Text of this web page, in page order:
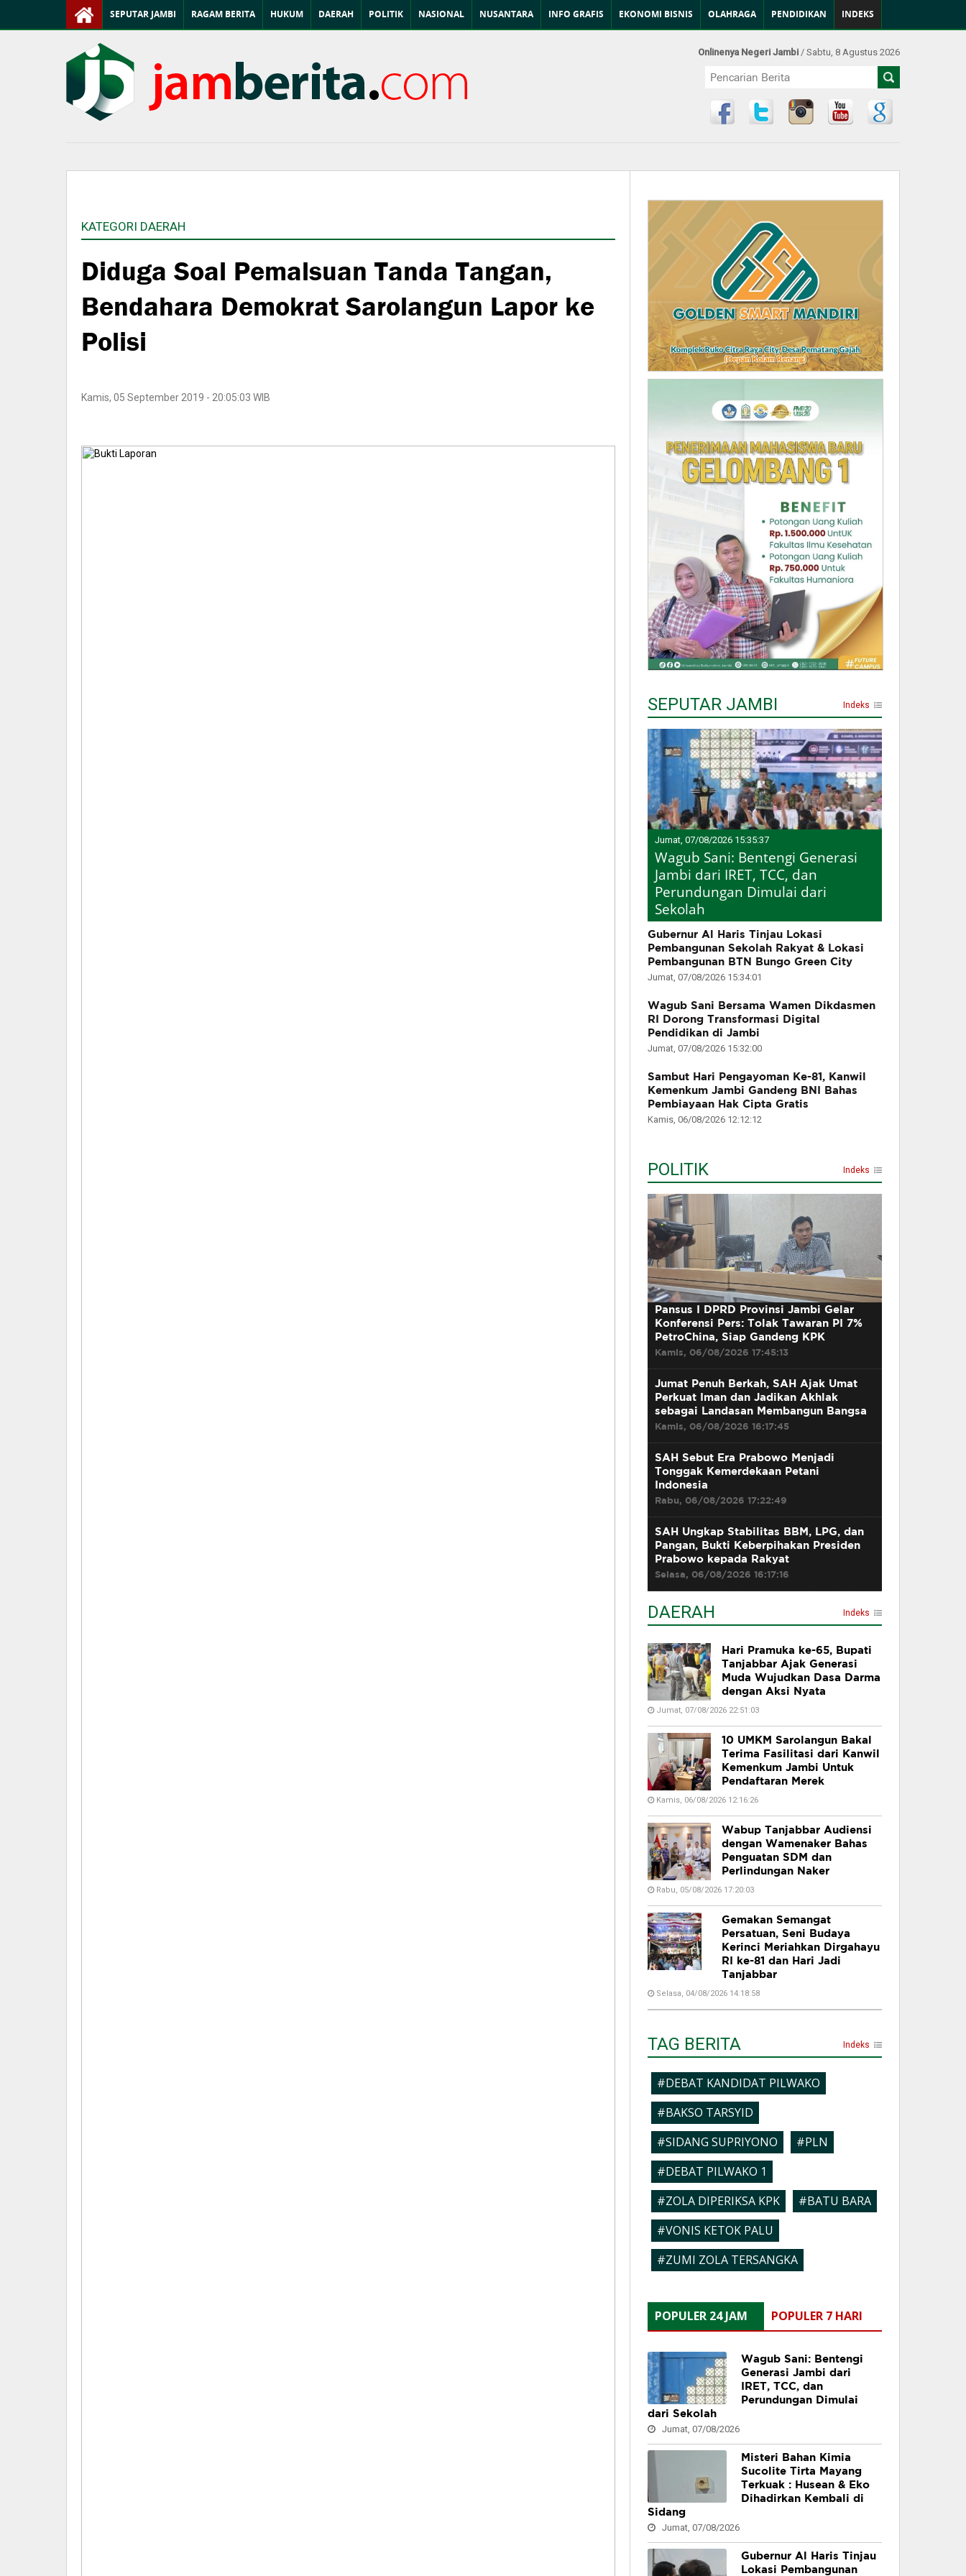
SEPUTAR JAMBI RAGAM BERITA HUKUM DAERAH POLITIK NASIONAL NUSANTARA INFO GRAFIS EKONOMI BISNIS OLAHRAGA PENDIDIKAN INDEKS
Onlinenya Negeri Jambi / Sabtu, 8 Agustus 2026
KATEGORI DAERAH
Diduga Soal Pemalsuan Tanda Tangan,
Bendahara Demokrat Sarolangun Lapor ke
Polisi
Kamis, 05 September 2019 - 20:05:03 WIB
SEPUTAR JAMBI Indeks
Jumat, 07/08/2026 15:35:37
Wagub Sani: Bentengi Generasi
Jambi dari IRET, TCC, dan
Perundungan Dimulai dari
Sekolah
Gubernur Al Haris Tinjau Lokasi
Pembangunan Sekolah Rakyat & Lokasi
Pembangunan BTN Bungo Green City
Jumat, 07/08/2026 15:34:01
Wagub Sani Bersama Wamen Dikdasmen
RI Dorong Transformasi Digital
Pendidikan di Jambi
Jumat, 07/08/2026 15:32:00
Sambut Hari Pengayoman Ke-81, Kanwil
Kemenkum Jambi Gandeng BNI Bahas
Pembiayaan Hak Cipta Gratis
Kamis, 06/08/2026 12:12:12
POLITIK Indeks
Pansus I DPRD Provinsi Jambi Gelar
Konferensi Pers: Tolak Tawaran PI 7%
PetroChina, Siap Gandeng KPK
Kamis, 06/08/2026 17:45:13
Jumat Penuh Berkah, SAH Ajak Umat
Perkuat Iman dan Jadikan Akhlak
sebagai Landasan Membangun Bangsa
Kamis, 06/08/2026 16:17:45
SAH Sebut Era Prabowo Menjadi
Tonggak Kemerdekaan Petani
Indonesia
Rabu, 06/08/2026 17:22:49
SAH Ungkap Stabilitas BBM, LPG, dan
Pangan, Bukti Keberpihakan Presiden
Prabowo kepada Rakyat
Selasa, 06/08/2026 16:17:16
DAERAH Indeks
Hari Pramuka ke-65, Bupati
Tanjabbar Ajak Generasi
Muda Wujudkan Dasa Darma
dengan Aksi Nyata
Jumat, 07/08/2026 22:51:03
10 UMKM Sarolangun Bakal
Terima Fasilitasi dari Kanwil
Kemenkum Jambi Untuk
Pendaftaran Merek
Kamis, 06/08/2026 12:16:26
Wabup Tanjabbar Audiensi
dengan Wamenaker Bahas
Penguatan SDM dan
Perlindungan Naker
Rabu, 05/08/2026 17:20:03
Gemakan Semangat
Persatuan, Seni Budaya
Kerinci Meriahkan Dirgahayu
RI ke-81 dan Hari Jadi
Tanjabbar
Selasa, 04/08/2026 14:18:58
TAG BERITA Indeks
#DEBAT KANDIDAT PILWAKO
#BAKSO TARSYID
#SIDANG SUPRIYONO
#PLN
#DEBAT PILWAKO 1
#ZOLA DIPERIKSA KPK
#BATU BARA
#VONIS KETOK PALU
#ZUMI ZOLA TERSANGKA
POPULER 24 JAM POPULER 7 HARI
Wagub Sani: Bentengi
Generasi Jambi dari
IRET, TCC, dan
Perundungan Dimulai
dari Sekolah
Jumat, 07/08/2026
Misteri Bahan Kimia
Sucolite Tirta Mayang
Terkuak : Husean & Eko
Dihadirkan Kembali di
Sidang
Jumat, 07/08/2026
Gubernur Al Haris Tinjau
Lokasi Pembangunan